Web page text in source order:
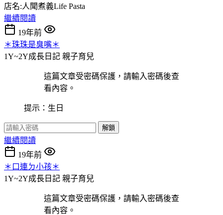
店名:人聞煮義Life Pasta
繼續閱讀
19年前
＊珠珠是臭嘴＊
1Y~2Y成長日記 親子育兒
這篇文章受密碼保護，請輸入密碼後查
看內容。
提示：生日
解鎖
繼續閱讀
19年前
＊口連ㄉ小孩＊
1Y~2Y成長日記 親子育兒
這篇文章受密碼保護，請輸入密碼後查
看內容。